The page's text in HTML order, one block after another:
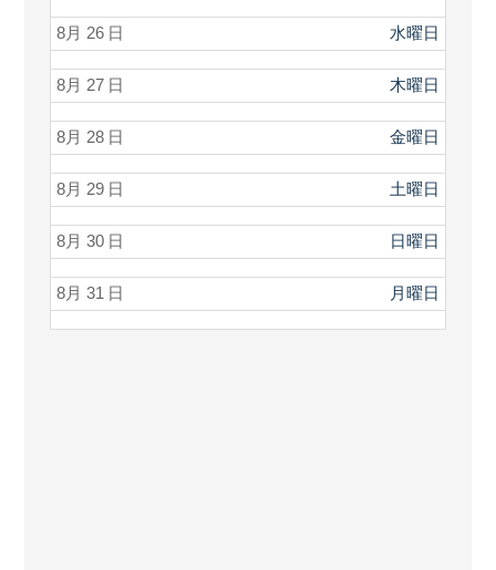
水曜日
8月 26
木曜日
8月 27
金曜日
8月 28
土曜日
8月 29
日曜日
8月 30
月曜日
8月 31